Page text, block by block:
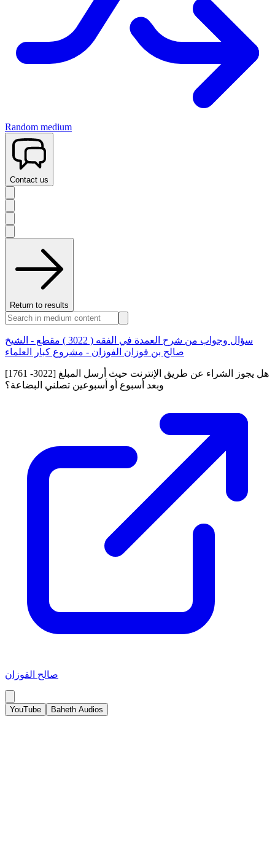
Random medium
Contact us
Return to results
سؤال وجواب من شرح العمدة في الفقه ( 3022 ) مقطع - الشيخ
صالح بن فوزان الفوزان - مشروع كبار العلماء
[1761 -3022] هل يجوز الشراء عن طريق الإنترنت حيث أرسل المبلغ
وبعد أسبوع أو أسبوعين تصلني البضاعة؟
صالح الفوزان
YouTube Baheth Audios